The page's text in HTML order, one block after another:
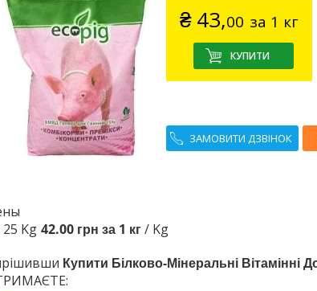
₴ 43,00 за 1 кг
ЗАМОВИТИ ДЗВІНОК
Kg 42.00 грн за 1 кг/ Kg
Купити Білково-Мінеральні Вітамінні